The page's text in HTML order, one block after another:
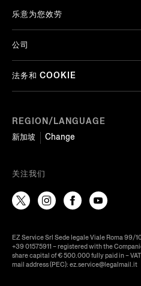
REGION/LANGUAGE
新加坡
Change
乐意为您效劳
公司
法务和 COOKIE
关注我们
EZ Service Srl Sede legale Viale Roma 99/
+39 01575911 – registered with the
share capital of € 500.000 fully paid in –
mail address (PEC): ez.service@legalmail.it